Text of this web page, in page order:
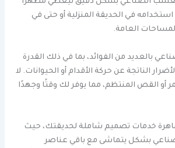
العشب الصناعي بشكل دقيق ليعطي مظهرًا
في الحديقة المنزلية أو حتى في
العامة.
بالعديد من الفوائد، بما في ذلك القدرة
الناتجة عن حركة الأقدام أو الحيوانات. لا
أو القص المنتظم، مما يوفر لك وقتًا وجهدًا
خدمات تصميم شاملة لحديقتك، حيث
بشكل يتماشى مع باقي عناصر